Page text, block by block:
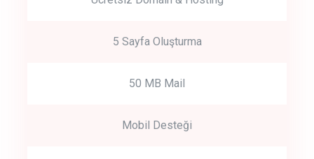
5 Sayfa Oluşturma
50 MB Mail
Mobil Desteği